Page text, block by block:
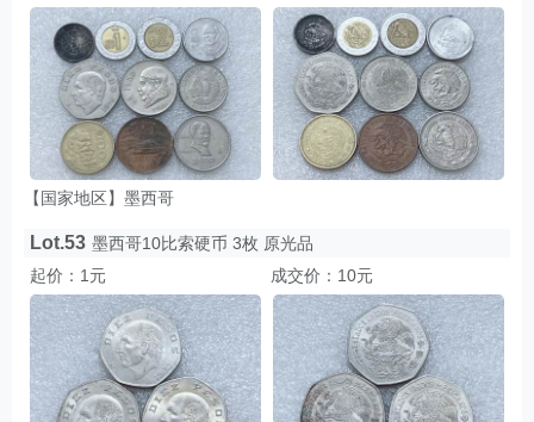
【国家地区】墨西哥
Lot.53 墨西哥10比索硬币 3枚 原光品
起价：1元
成交价：10元